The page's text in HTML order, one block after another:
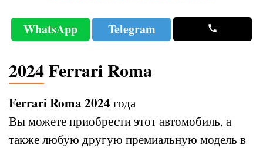
WhatsApp Telegram
2024 Ferrari Roma
Ferrari Roma 2024 года
Вы можете приобрести этот автомобиль, а
также любую другую премиальную модель в